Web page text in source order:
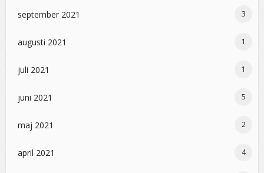
september 2021 3
augusti 2021 1
juli 2021 1
juni 2021 5
maj 2021 2
april 2021 4